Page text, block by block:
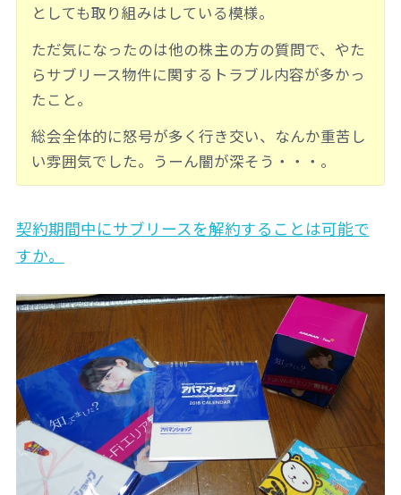
としても取り組みはしている模様。
ただ気になったのは他の株主の方の質問で、やた
らサブリース物件に関するトラブル内容が多かっ
たこと。
総会全体的に怒号が多く行き交い、なんか重苦し
い雰囲気でした。うーん闇が深そう・・・。
契約期間中にサブリースを解約することは可能で
すか。